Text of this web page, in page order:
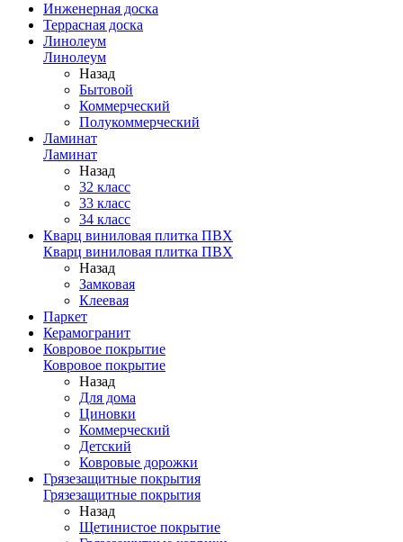
Инженерная доска
Террасная доска
Линолеум
Линолеум
Назад
Бытовой
Коммерческий
Полукоммерческий
Ламинат
Ламинат
Назад
32 класс
33 класс
34 класс
Кварц виниловая плитка ПВХ
Кварц виниловая плитка ПВХ
Назад
Замковая
Клеевая
Паркет
Керамогранит
Ковровое покрытие
Ковровое покрытие
Назад
Для дома
Циновки
Коммерческий
Детский
Ковровые дорожки
Грязезащитные покрытия
Грязезащитные покрытия
Назад
Щетинистое покрытие